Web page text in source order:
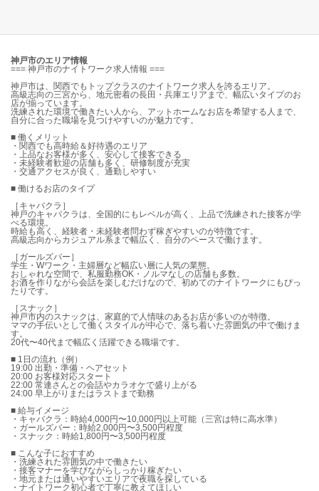
神戸市のエリア情報
=== 神戸市のナイトワーク求人情報 ===
神戸市は、関西でもトップクラスのナイトワーク求人を誇るエリア。
高級志向の三宮から、地元密着の長田・兵庫エリアまで、幅広いタイプのお
店が揃っています。
洗練された環境で働きたい人から、アットホームなお店を希望する人まで、
自分に合った職場を見つけやすいのが魅力です。
■ 働くメリット
・関西でも高時給＆好待遇のエリア
・上品なお客様が多く、安心して接客できる
・未経験者歓迎の店舗も多く、研修制度が充実
・交通アクセスが良く、通勤しやすい
■ 働けるお店のタイプ
［キャバクラ］
神戸のキャバクラは、全国的にもレベルが高く、上品で洗練された接客が学
べる環境。
時給も高く、経験者・未経験者問わず稼ぎやすいのが特徴です。
高級志向からカジュアル系まで幅広く、自分のペースで働けます。
［ガールズバー］
学生・Wワーク・主婦層など幅広い層に人気の業態。
おしゃれな空間で、私服勤務OK・ノルマなしの店舗も多数。
お酒を作りながら会話を楽しむだけなので、初めてのナイトワークにもぴっ
たりです。
［スナック］
神戸市内のスナックは、家庭的で人情味のあるお店が多いのが特徴。
ママの手伝いとして働くスタイルが中心で、落ち着いた雰囲気の中で働けま
す。
20代〜40代まで幅広く活躍できる職場です。
■ 1日の流れ（例）
19:00 出勤・準備・ヘアセット
20:00 お客様対応スタート
22:00 常連さんとの会話やカラオケで盛り上がる
24:00 早上がりまたはラストまで勤務
■ 給与イメージ
・キャバクラ：時給4,000円〜10,000円以上可能（三宮は特に高水準）
・ガールズバー：時給2,000円〜3,500円程度
・スナック：時給1,800円〜3,500円程度
■ こんな子におすすめ
・洗練された雰囲気の中で働きたい
・接客マナーを学びながらしっかり稼ぎたい
・地元または通いやすいエリアで夜職を探している
・ナイトワーク初心者で丁寧に教えてほしい